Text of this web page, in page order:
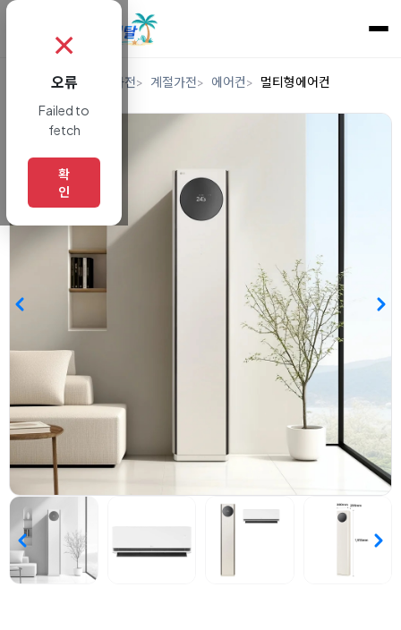
렌탈 디지털/가전 계절가전 에어컨 멀티형에어컨
✗
오류
Failed to
fetch
확
인